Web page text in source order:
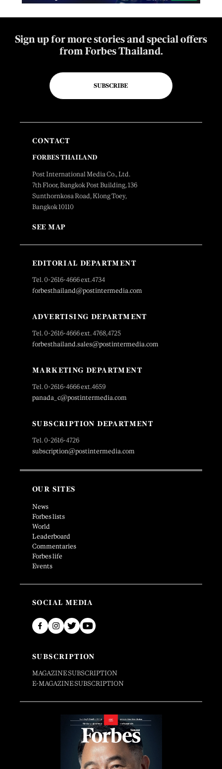
Sign up for more stories and special offers
from Forbes Thailand.
SUBSCRIBE
CONTACT
FORBES THAILAND
Post International Media Co., Ltd.
7th Floor, Bangkok Post Building, 136
Sunthornkosa Road, Klong Toey,
Bangkok 10110
SEE MAP
EDITORIAL DEPARTMENT
Tel. 0-2616-4666 ext.4734
forbesthailand@postintermedia.com
ADVERTISING DEPARTMENT
Tel. 0-2616-4666 ext. 4768,4725
forbesthailand.sales@postintermedia.com
MARKETING DEPARTMENT
Tel. 0-2616-4666 ext.4659
panada_c@postintermedia.com
SUBSCRIPTION DEPARTMENT
Tel. 0-2616-4726
subscription@postintermedia.com
OUR SITES
News
Forbes lists
World
Leaderboard
Commentaries
Forbes life
Events
SOCIAL MEDIA
SUBSCRIPTION
MAGAZINE SUBSCRIPTION
E-MAGAZINE SUBSCRIPTION